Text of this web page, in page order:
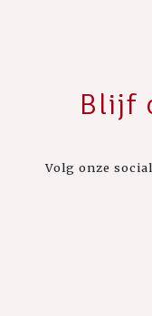
Blijf
Volg onze